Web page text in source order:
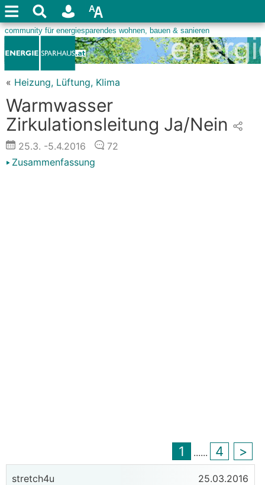
« Heizung, Lüftung, Klima
Warmwasser
Zirkulationsleitung Ja/Nein
25.3. -5.4.2016
72
Zusammenfassung
1 ...... 4 >
stretch4u 25.03.2016